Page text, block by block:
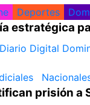
Deportes
estratégica
Diario Digital
prisión a